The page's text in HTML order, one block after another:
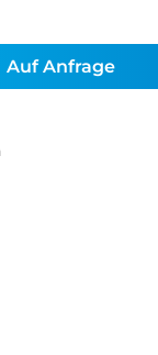
Auf Anfrage